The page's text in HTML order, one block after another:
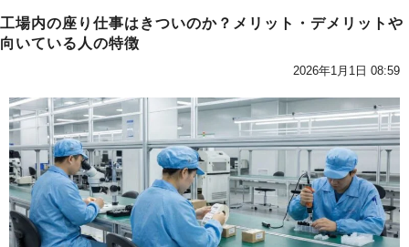
工場内の座り仕事はきついのか？メリット・デメリットや
向いている人の特徴
2026年1月1日 08:59